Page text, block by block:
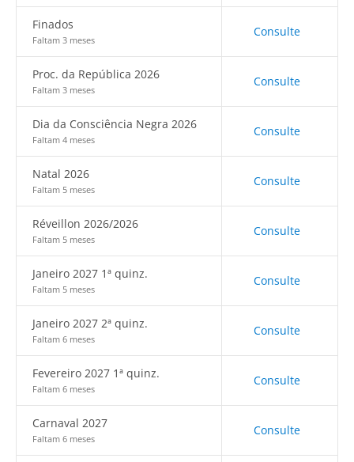
Finados
Faltam 3 meses
Consulte
Proc. da República 2026
Faltam 3 meses
Consulte
Dia da Consciência Negra 2026
Faltam 4 meses
Consulte
Natal 2026
Faltam 5 meses
Consulte
Réveillon 2026/2026
Faltam 5 meses
Consulte
Janeiro 2027 1ª quinz.
Faltam 5 meses
Consulte
Janeiro 2027 2ª quinz.
Faltam 6 meses
Consulte
Fevereiro 2027 1ª quinz.
Faltam 6 meses
Consulte
Carnaval 2027
Faltam 6 meses
Consulte